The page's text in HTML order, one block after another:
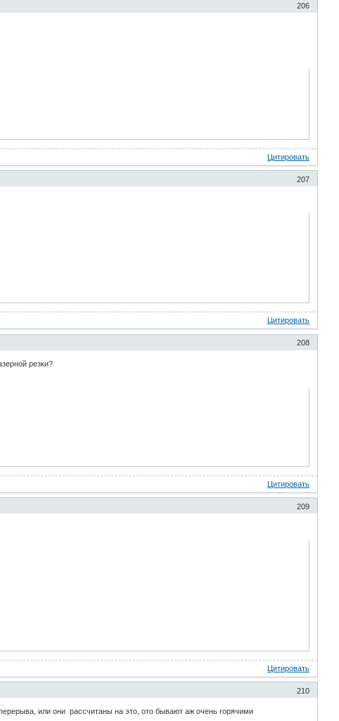
206
Цитировать
207
Цитировать
208
резки?
Цитировать
209
Цитировать
210
или они рассчитаны на это, ото бывают аж очень горячими